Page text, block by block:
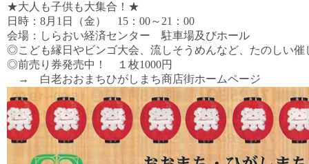
★大人も子供も大集合！★
日時：8月1日（金） 15：00～21：00
会場：しらおい経済センター 駐車場及びホール
◎こども縁日やビンゴ大会、流しそうめんなど、たのしい催
◎前売り券発売中！ １枚1000円
→ 白老おおまちひがしまち商店街ホームページ